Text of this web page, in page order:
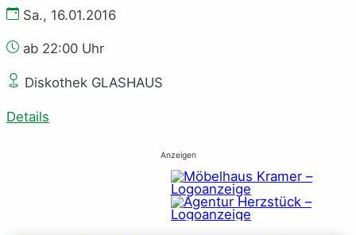
Sa., 16.01.2016
ab 22:00 Uhr
Diskothek GLASHAUS
Details
Anzeigen